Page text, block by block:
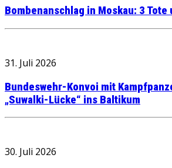
Bombenanschlag in Moskau: 3
31. Juli 2026
Bundeswehr-Konvoi mit
„Suwalki-Lücke“ ins Baltikum
30. Juli 2026